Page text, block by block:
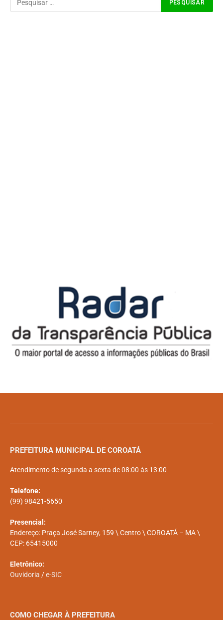
PREFEITURA MUNICIPAL DE COROATÁ
Atendimento de segunda a sexta de 08:00 às 13:00
Telefone:
(99) 98421-5650
Presencial:
Endereço: Praça José Sarney, 159 \ Centro \ COROATÁ – MA \
CEP: 65415000
Eletrônico:
Ouvidoria /e-SIC
COMO CHEGAR À PREFEITURA